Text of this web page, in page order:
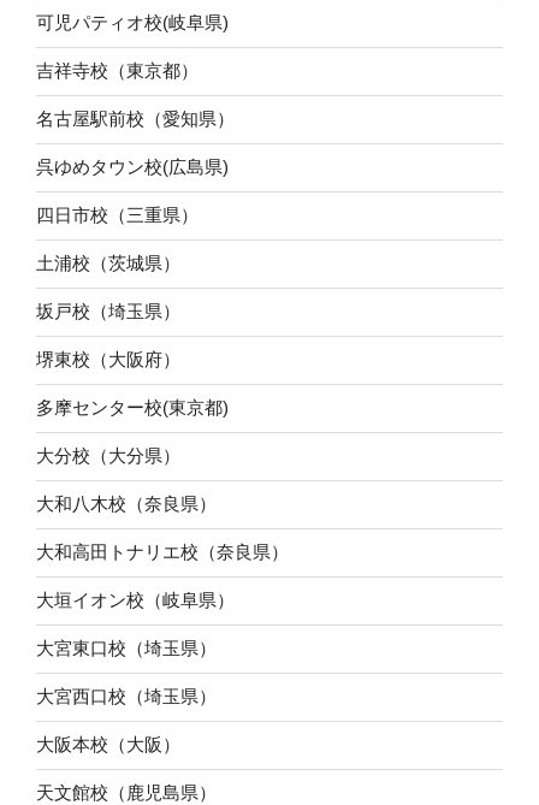
可児パティオ校(岐阜県)
吉祥寺校（東京都）
名古屋駅前校（愛知県）
呉ゆめタウン校(広島県)
四日市校（三重県）
土浦校（茨城県）
坂戸校（埼玉県）
堺東校（大阪府）
多摩センター校(東京都)
大分校（大分県）
大和八木校（奈良県）
大和高田トナリエ校（奈良県）
大垣イオン校（岐阜県）
大宮東口校（埼玉県）
大宮西口校（埼玉県）
大阪本校（大阪）
天文館校（鹿児島県）